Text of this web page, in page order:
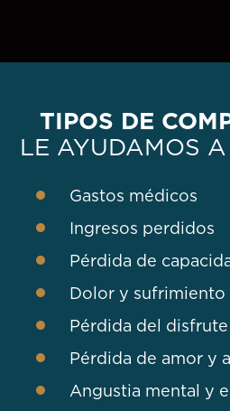
TIPOS DE
LE AYUDAMOS
Gastos médicos
Ingresos perdidos
Pérdida de
Dolor y sufrimiento
Pérdida del
Pérdida de amor y
Angustia mental y